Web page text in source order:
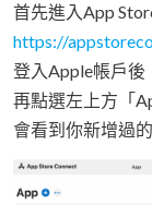
首先進入App
https://
登入Apple帳戶後
再點選左上方「
會看到你新增過